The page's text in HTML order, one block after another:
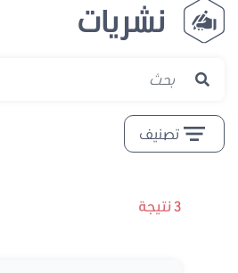
نشريات
تصنيف
3 نتيجة